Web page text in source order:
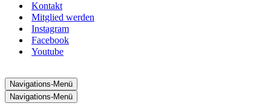
Kontakt
Mitglied werden
Instagram
Facebook
Youtube
Navigations-Menü
Navigations-Menü